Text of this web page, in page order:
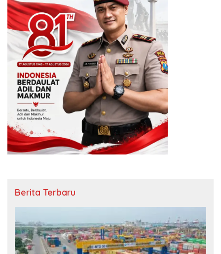
Berita Terbaru